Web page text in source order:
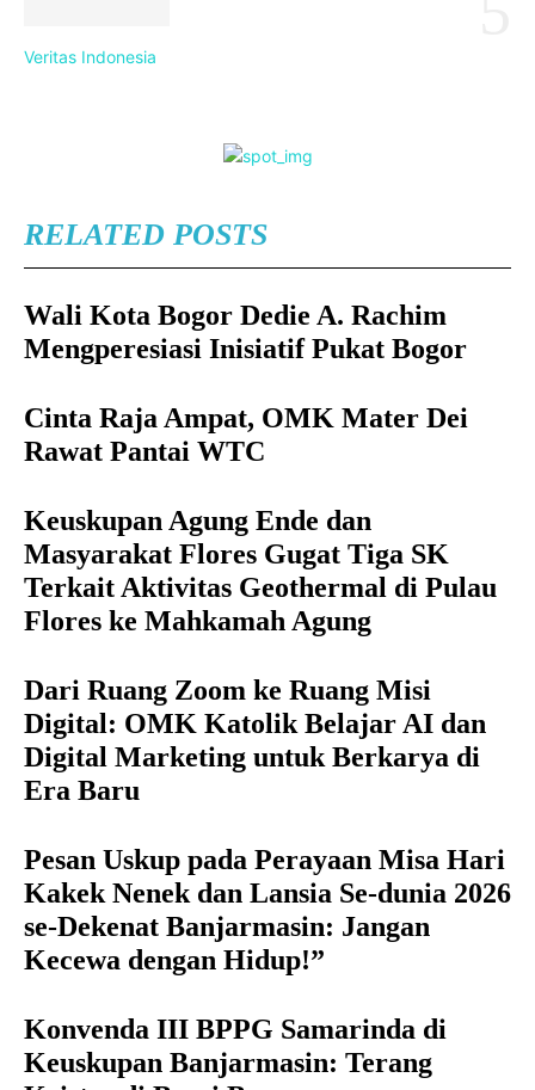
Veritas Indonesia
RELATED POSTS
Wali Kota Bogor Dedie A. Rachim
Mengperesiasi Inisiatif Pukat Bogor
Cinta Raja Ampat, OMK Mater Dei
Rawat Pantai WTC
Keuskupan Agung Ende dan
Masyarakat Flores Gugat Tiga SK
Terkait Aktivitas Geothermal di Pulau
Flores ke Mahkamah Agung
Dari Ruang Zoom ke Ruang Misi
Digital: OMK Katolik Belajar AI dan
Digital Marketing untuk Berkarya di
Era Baru
Pesan Uskup pada Perayaan Misa Hari
Kakek Nenek dan Lansia Se-dunia 2026
se-Dekenat Banjarmasin: Jangan
Kecewa dengan Hidup!”
Konvenda III BPPG Samarinda di
Keuskupan Banjarmasin: Terang